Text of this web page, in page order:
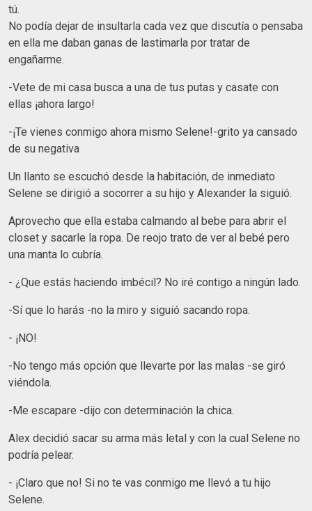
tú.
No podía dejar de insultarla cada vez que discutía o pensaba
en ella me daban ganas de lastimarla por tratar de
engañarme.
-Vete de mi casa busca a una de tus putas y casate con
ellas ¡ahora largo!
-¡Te vienes conmigo ahora mismo Selene!-grito ya cansado
de su negativa
Un llanto se escuchó desde la habitación, de inmediato
Selene se dirigió a socorrer a su hijo y Alexander la siguió.
Aprovecho que ella estaba calmando al bebe para abrir el
closet y sacarle la ropa. De reojo trato de ver al bebé pero
una manta lo cubría.
- ¿Que estás haciendo imbécil? No iré contigo a ningún lado.
-Sí que lo harás -no la miro y siguió sacando ropa.
- ¡NO!
-No tengo más opción que llevarte por las malas -se giró
viéndola.
-Me escapare -dijo con determinación la chica.
Alex decidió sacar su arma más letal y con la cual Selene no
podría pelear.
- ¡Claro que no! Si no te vas conmigo me llevó a tu hijo
Selene.